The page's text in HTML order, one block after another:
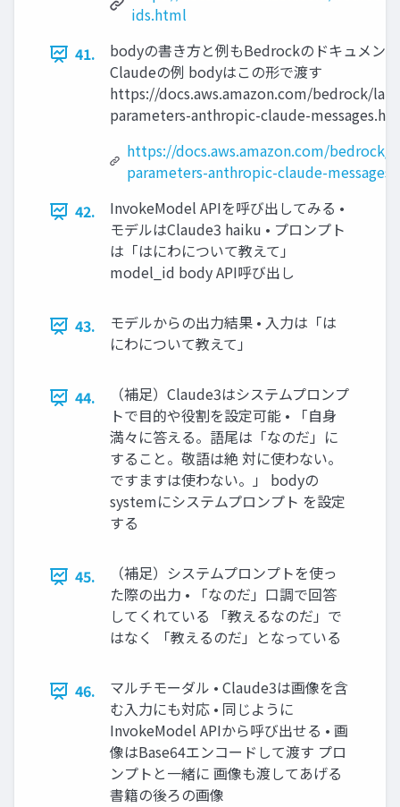
ids.html
41.
bodyの書き方と例もBedrockのドキュメン
Claudeの例 bodyはこの形で渡す
https://docs.aws.amazon.com/bedrock/
parameters-anthropic-claude-
https://docs.aws.amazon.com/
parameters-anthropic-claude-
42.
InvokeModel APIを呼び出してみる •
モデルはClaude3 haiku • プロンプト
は「はにわについて教えて」
model_id body API呼び出し
43.
モデルからの出力結果 • 入力は「は
にわについて教えて」
44.
（補足）Claude3はシステムプロンプ
トで目的や役割を設定可能 • 「自身
満々に答える。語尾は「なのだ」に
すること。敬語は絶 対に使わない。
ですますは使わない。」 bodyの
systemにシステムプロンプト を設定
する
45.
（補足）システムプロンプトを使っ
た際の出力 • 「なのだ」口調で回答
してくれている 「教えるなのだ」で
はなく 「教えるのだ」となっている
46.
マルチモーダル • Claude3は画像を含
む入力にも対応 • 同じように
InvokeModel APIから呼び出せる • 画
像はBase64エンコードして渡す プロ
ンプトと一緒に 画像も渡してあげる
書籍の後ろの画像